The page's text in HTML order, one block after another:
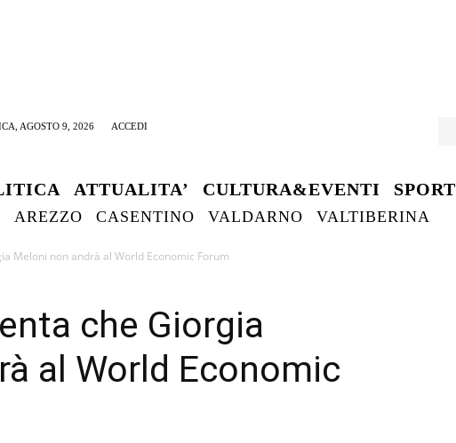
AGOSTO 9, 2026 ACCEDI
ATTUALITA’ CULTURA&EVENTI SPORT
AREZZO CASENTINO VALDARNO VALTIBERINA
Meloni non andrà al World Economic Forum
che Giorgia
al World Economic